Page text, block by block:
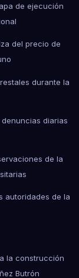
de ejecución
del precio de
durante la
diarias
de la
autoridades de la
la construcción
Butrón